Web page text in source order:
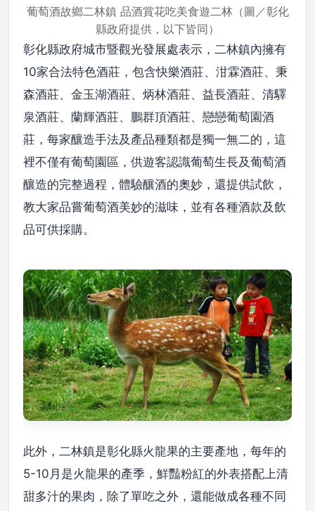
葡萄酒故鄉二林鎮 品酒賞花吃美食遊二林（圖／彰化
縣政府提供，以下皆同）
彰化縣政府城市暨觀光發展處表示，二林鎮內擁有
10家合法特色酒莊，包含快樂酒莊、泔霖酒莊、秉
森酒莊、金玉湖酒莊、炳林酒莊、益長酒莊、清驛
泉酒莊、蘭輝酒莊、鵬群頂酒莊、戀戀葡萄園酒
莊，每家釀造手法及產品種類都是獨一無二的，這
裡不僅有葡萄園區，供遊客認識葡萄生長及葡萄酒
釀造的完整過程，體驗釀酒的奧妙，還提供試飲，
教大家品嘗葡萄酒美妙的滋味，並有各種酒款及飲
品可供採購。
此外，二林鎮是彰化縣火龍果的主要產地，每年的
5-10月是火龍果的產季，鮮豔粉紅的外表搭配上清
甜多汁的果肉，除了單吃之外，還能做成各種不同